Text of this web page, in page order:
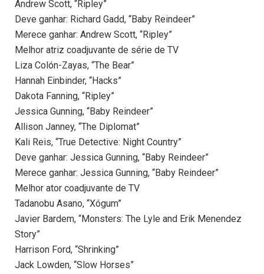
Andrew Scott, “Ripley”
Deve ganhar: Richard Gadd, “Baby Reindeer”
Merece ganhar: Andrew Scott, “Ripley”
Melhor atriz coadjuvante de série de TV
Liza Colón-Zayas, “The Bear”
Hannah Einbinder, “Hacks”
Dakota Fanning, “Ripley”
Jessica Gunning, “Baby Reindeer”
Allison Janney, “The Diplomat”
Kali Reis, “True Detective: Night Country”
Deve ganhar: Jessica Gunning, “Baby Reindeer”
Merece ganhar: Jessica Gunning, “Baby Reindeer”
Melhor ator coadjuvante de TV
Tadanobu Asano, “Xógum”
Javier Bardem, “Monsters: The Lyle and Erik Menendez
Story”
Harrison Ford, “Shrinking”
Jack Lowden, “Slow Horses”